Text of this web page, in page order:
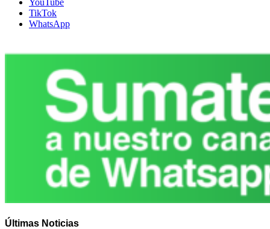
TikTok
WhatsApp
Últimas Noticias